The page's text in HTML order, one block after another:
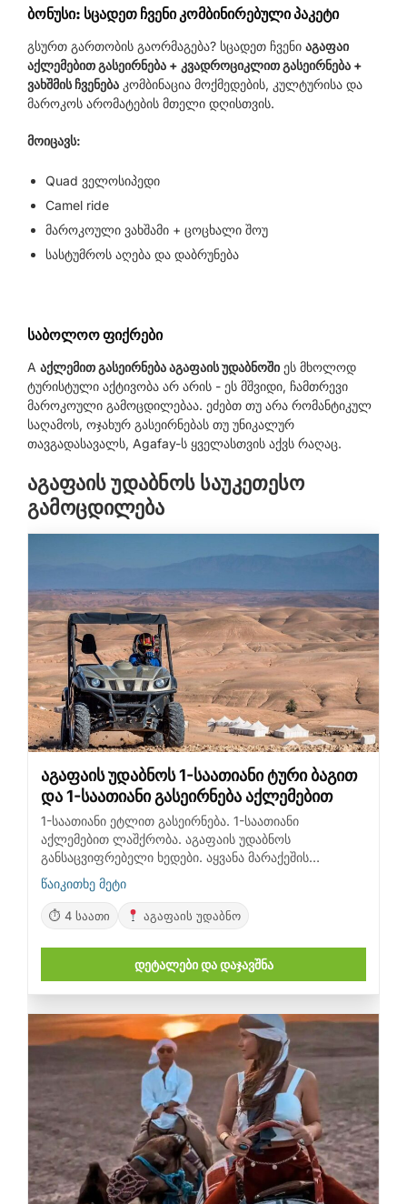
ბონუსი: სცადეთ ჩვენი კომბინირებული პაკეტი
გსურთ გართობის გაორმაგება? სცადეთ ჩვენი აგაფაი
აქლემებით გასეირნება + კვადროციკლით გასეირნება +
ვახშმის ჩვენება კომბინაცია მოქმედების, კულტურისა და
მაროკოს არომატების მთელი დღისთვის.
მოიცავს:
Quad ველოსიპედი
Camel ride
მაროკოული ვახშამი + ცოცხალი შოუ
სასტუმროს აღება და დაბრუნება
საბოლოო ფიქრები
A აქლემით გასეირნება აგაფაის უდაბნოში ეს მხოლოდ
ტურისტული აქტივობა არ არის - ეს მშვიდი, ჩამთრევი
მაროკოული გამოცდილებაა. ეძებთ თუ არა რომანტიკულ
საღამოს, ოჯახურ გასეირნებას თუ უნიკალურ
თავგადასავალს, Agafay-ს ყველასთვის აქვს რაღაც.
აგაფაის უდაბნოს საუკეთესო
გამოცდილება
აგაფაის უდაბნოს 1-საათიანი ტური ბაგით
და 1-საათიანი გასეირნება აქლემებით
1-საათიანი ეტლით გასეირნება. 1-საათიანი
აქლემებით ლაშქრობა. აგაფაის უდაბნოს
განსაცვიფრებელი ხედები. აყვანა მარაქეშის
სასტუმროებიდან. დაჯავშნეთ ახლავე
თავგადასავლებისთვის!
წაიკითხე მეტი
⏱ 4 საათი აგაფაის უდაბნო
დეტალები და დაჯავშნა